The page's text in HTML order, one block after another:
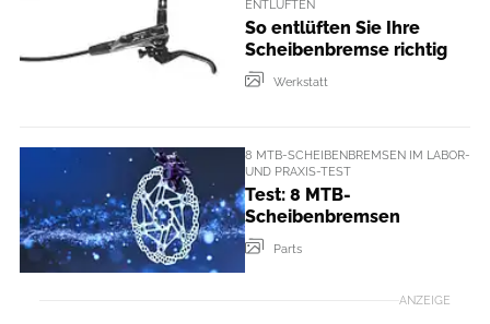
ENTLÜFTEN
So entlüften Sie Ihre
Scheibenbremse richtig
Werkstatt
8 MTB-SCHEIBENBREMSEN IM LABOR-
UND PRAXIS-TEST
Test: 8 MTB-
Scheibenbremsen
Parts
ANZEIGE